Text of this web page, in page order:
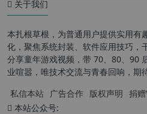
关于我们
本扎根草根，为普通用户提供实用有
化，聚焦系统封装、软件应用技巧，
分享童年游戏视频，带 70、80、90
业喧嚣，唯技术交流与青春回响，期
私信本站 广告合作 版权声明 捐
本站公众号: